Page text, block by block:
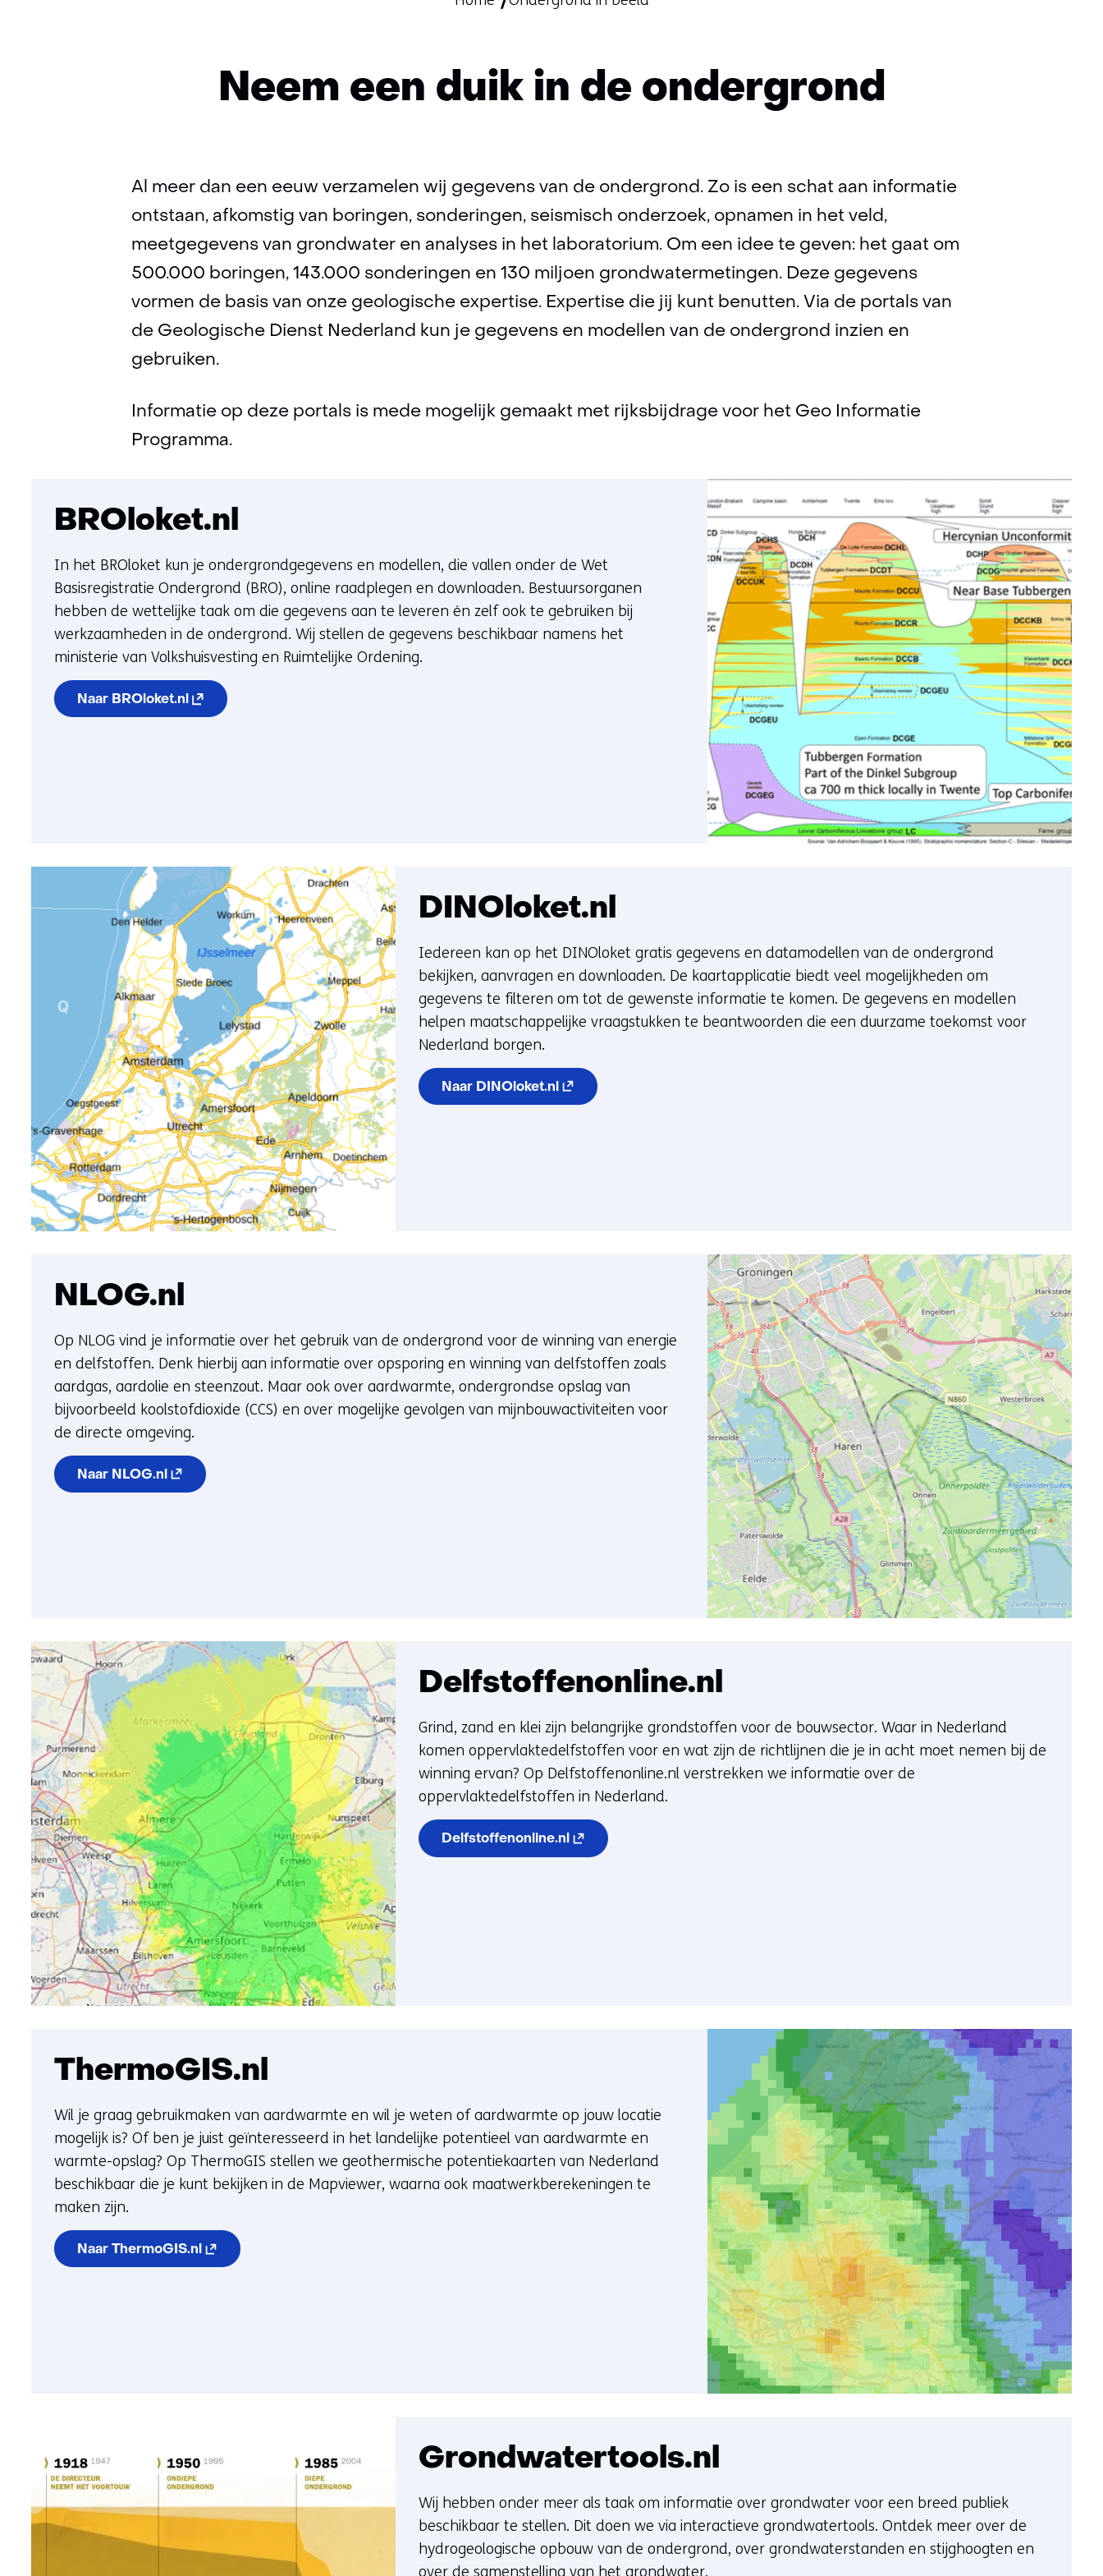
Neem een duik in de ondergrond
Al meer dan een eeuw verzamelen wij gegevens van de ondergrond. Zo is een schat aan informatie
ontstaan, afkomstig van boringen, sonderingen, seismisch onderzoek, opnamen in het veld,
meetgegevens van grondwater en analyses in het laboratorium. Om een idee te geven: het gaat om
500.000 boringen, 143.000 sonderingen en 130 miljoen grondwatermetingen. Deze gegevens
vormen de basis van onze geologische expertise. Expertise die jij kunt benutten. Via de portals van
de Geologische Dienst Nederland kun je gegevens en modellen van de ondergrond inzien en
gebruiken.
Informatie op deze portals is mede mogelijk gemaakt met rijksbijdrage voor het Geo Informatie
Programma.
BROloket.nl
In het BROloket kun je ondergrondgegevens en modellen, die vallen onder de Wet
Basisregistratie Ondergrond (BRO), online raadplegen en downloaden. Bestuursorganen
hebben de wettelijke taak om die gegevens aan te leveren én zelf ook te gebruiken bij
werkzaamheden in de ondergrond. Wij stellen de gegevens beschikbaar namens het
ministerie van Volkshuisvesting en Ruimtelijke Ordening.
Naar BROloket.nl (opent in nieuw venster) (verwijst naar een andere website)
DINOloket.nl
Iedereen kan op het DINOloket gratis gegevens en datamodellen van de ondergrond
bekijken, aanvragen en downloaden. De kaartapplicatie biedt veel mogelijkheden om
gegevens te filteren om tot de gewenste informatie te komen. De gegevens en modellen
helpen maatschappelijke vraagstukken te beantwoorden die een duurzame toekomst voor
Nederland borgen.
Naar DINOloket.nl (opent in nieuw venster) (verwijst naar een andere website)
NLOG.nl
Op NLOG vind je informatie over het gebruik van de ondergrond voor de winning van energie
en delfstoffen. Denk hierbij aan informatie over opsporing en winning van delfstoffen zoals
aardgas, aardolie en steenzout. Maar ook over aardwarmte, ondergrondse opslag van
bijvoorbeeld koolstofdioxide (CCS) en over mogelijke gevolgen van mijnbouwactiviteiten voor
de directe omgeving.
Naar NLOG.nl (opent in nieuw venster) (verwijst naar een andere website)
Delfstoffenonline.nl
Grind, zand en klei zijn belangrijke grondstoffen voor de bouwsector. Waar in Nederland
komen oppervlaktedelfstoffen voor en wat zijn de richtlijnen die je in acht moet nemen bij de
winning ervan? Op Delfstoffenonline.nl verstrekken we informatie over de
oppervlaktedelfstoffen in Nederland.
Delfstoffenonline.nl(opent in nieuw venster) (verwijst naar een andere website)
ThermoGIS.nl
Wil je graag gebruikmaken van aardwarmte en wil je weten of aardwarmte op jouw locatie
mogelijk is? Of ben je juist geïnteresseerd in het landelijke potentieel van aardwarmte en
warmte-opslag? Op ThermoGIS stellen we geothermische potentiekaarten van Nederland
beschikbaar die je kunt bekijken in de Mapviewer, waarna ook maatwerkberekeningen te
maken zijn.
Naar ThermoGIS.nl(opent in nieuw venster) (verwijst naar een andere website)
Grondwatertools.nl
Wij hebben onder meer als taak om informatie over grondwater voor een breed publiek
beschikbaar te stellen. Dit doen we via interactieve grondwatertools. Ontdek meer over de
hydrogeologische opbouw van de ondergrond, over grondwaterstanden en stijghoogten en
over de samenstelling van het grondwater.